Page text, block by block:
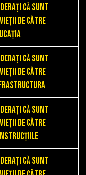
că sunt
de către
că sunt
de către
că sunt
de către
că sunt